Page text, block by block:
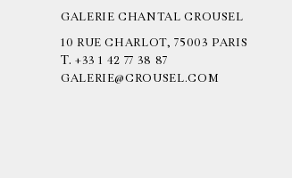
GALERIE CHANTAL CROUSEL
10 RUE CHARLOT, 75003 PARIS
T. +33 1 42 77 38 87
GALERIE@CROUSEL.COM